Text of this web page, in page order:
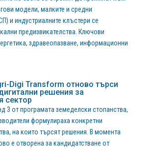
модели, малките и средни
и индустриалните клъстери се
предизвикателства. Ключови
здравеопазване, информационни
Digi Transform отново търси
решения за
сектор
3 от програмата земеделски стопанства,
формулираха конкретни
на които търсят решения. В момента
е отворена за кандидатстване от